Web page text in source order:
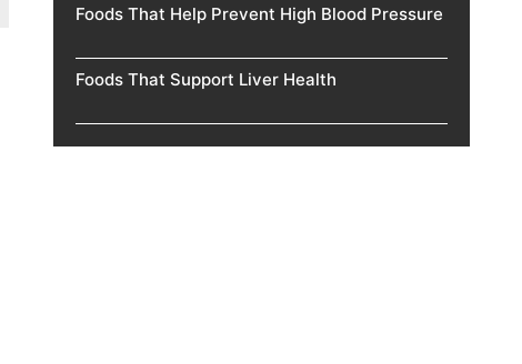
Foods That Help Prevent High Blood Pressure
Foods That Support Liver Health